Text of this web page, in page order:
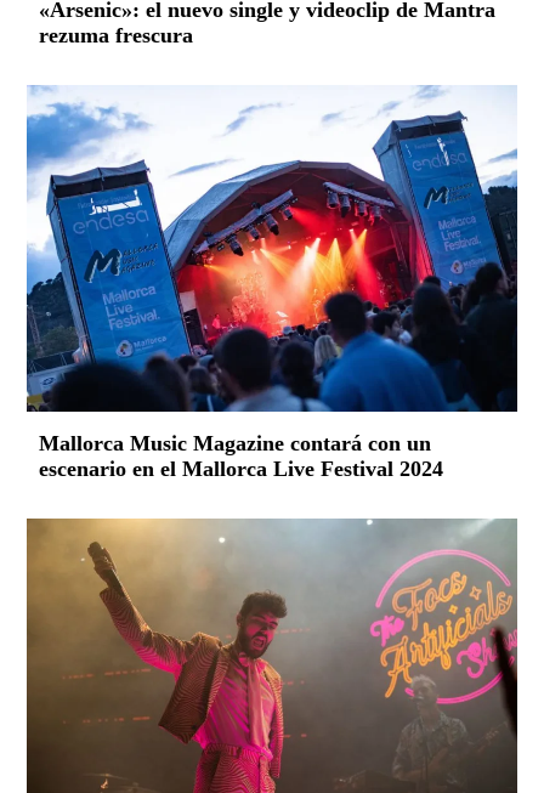
«Arsenic»: el nuevo single y videoclip de Mantra
rezuma frescura
Mallorca Music Magazine contará con un
escenario en el Mallorca Live Festival 2024